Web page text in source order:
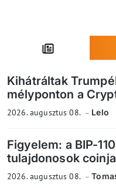
Kihátráltak
mélyponton a
2026. augusztus 08. Lelo
Figyelem: a BIP-
tulajdonosok
2026. augusztus 08.